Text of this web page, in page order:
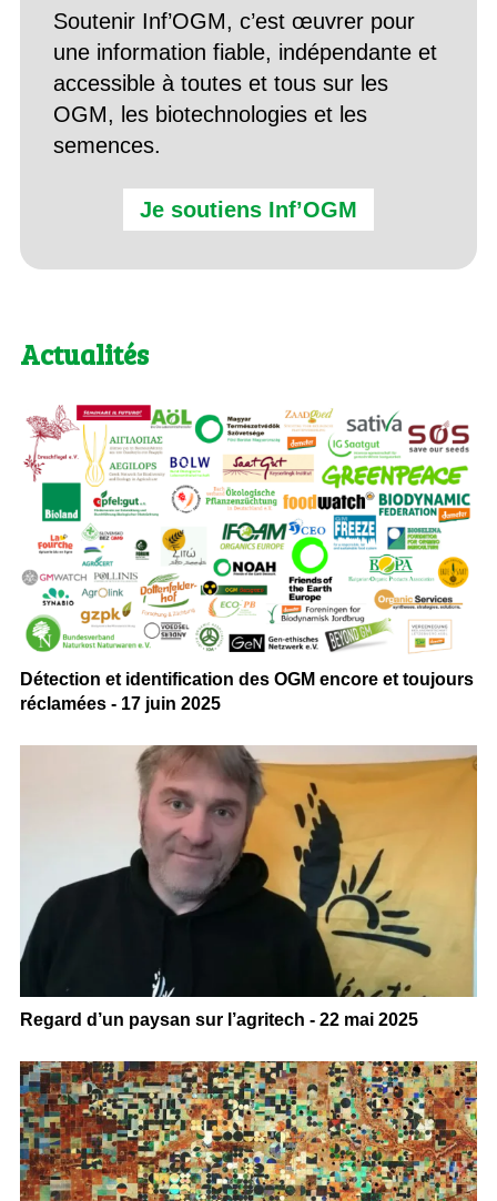
Soutenir Inf’OGM, c’est œuvrer pour
une information fiable, indépendante et
accessible à toutes et tous sur les
OGM, les biotechnologies et les
semences.
Je soutiens Inf’OGM
Actualités
Détection et identification des OGM encore et toujours
réclamées - 17 juin 2025
Regard d’un paysan sur l’agritech - 22 mai 2025